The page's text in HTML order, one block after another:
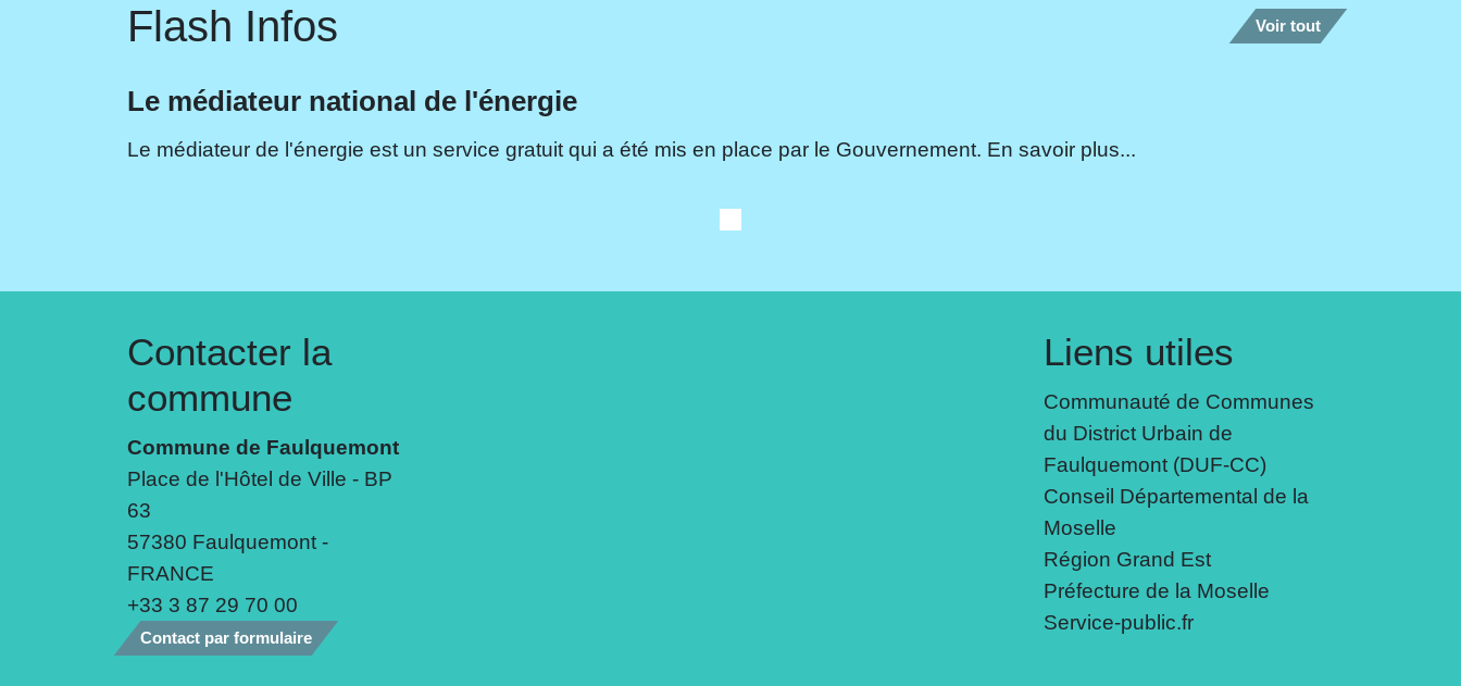
Flash Infos Voir tout
Le médiateur national de l'énergie
Le médiateur de l'énergie est un service gratuit qui a été mis en place par le Gouvernement. En savoir plus...
Contacter la
commune
Commune de Faulquemont
Place de l'Hôtel de Ville - BP
63
57380 Faulquemont -
FRANCE
+33 3 87 29 70 00
Contact par formulaire
Liens utiles
Communauté de Communes
du District Urbain de
Faulquemont (DUF-CC)
Conseil Départemental de la
Moselle
Région Grand Est
Préfecture de la Moselle
Service-public.fr